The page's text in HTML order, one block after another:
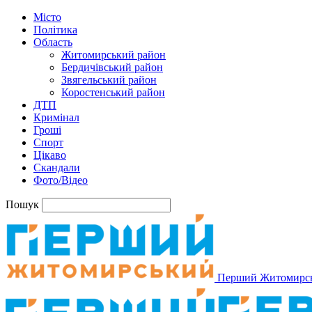
Місто
Політика
Область
Житомирський район
Бердичівський район
Звягельський район
Коростенський район
ДТП
Кримінал
Гроші
Спорт
Цікаво
Скандали
Фото/Відео
Пошук
Перший